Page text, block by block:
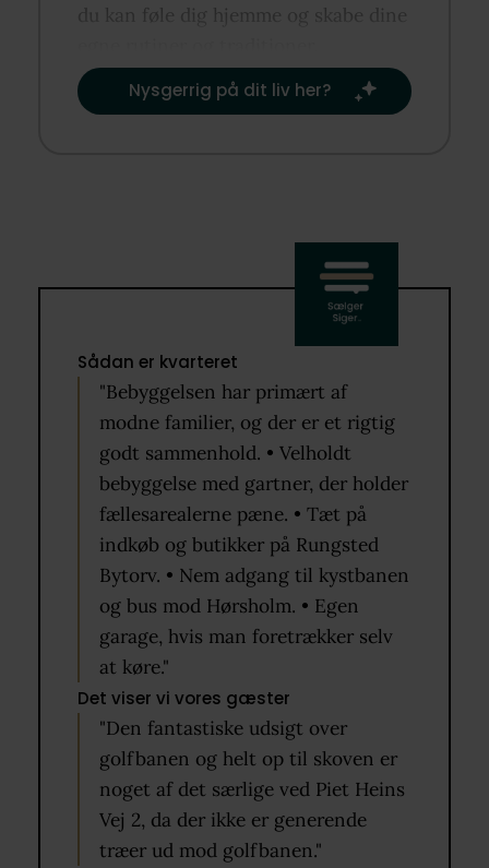
du kan føle dig hjemme og skabe dine
Nysgerrig på dit liv her?​
Sådan er kvarteret
"Bebyggelsen har primært af
modne familier, og der er et rigtig
godt sammenhold. • Velholdt
bebyggelse med gartner, der holder
fællesarealerne pæne. • Tæt på
indkøb og butikker på Rungsted
Bytorv. • Nem adgang til kystbanen
og bus mod Hørsholm. • Egen
garage, hvis man foretrækker selv
at køre."
Det viser vi vores gæster
"Den fantastiske udsigt over
golfbanen og helt op til skoven er
noget af det særlige ved Piet Heins
Vej 2, da der ikke er generende
træer ud mod golfbanen."